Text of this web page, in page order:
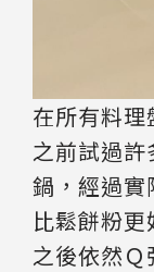
在所有料
之前試過
鍋，經過實
比鬆餅粉
之後依然Ｑ